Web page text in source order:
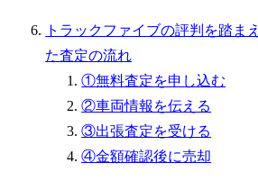
トラックファイブの評判を踏まえ
た査定の流れ
①無料査定を申し込む
②車両情報を伝える
③出張査定を受ける
④金額確認後に売却